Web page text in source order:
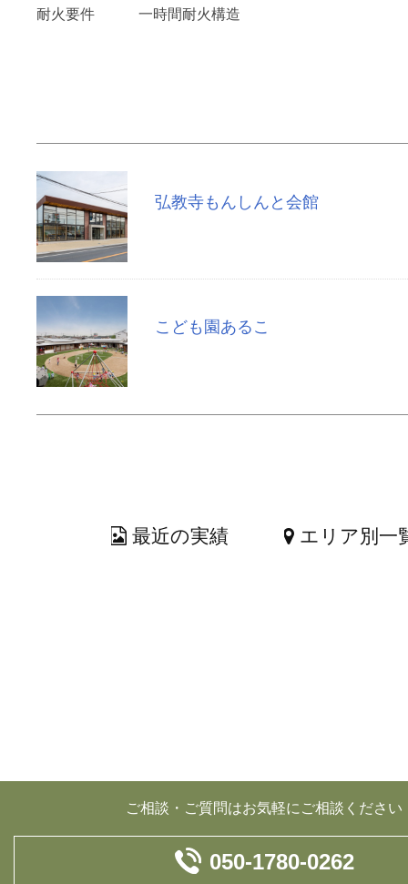
耐火要件 一時間耐火構造
弘教寺もんしんと会館
こども園あるこ
最近の実績 エリア別一
ご相談・ご質問はお気軽にご相談ください
050-1780-0262